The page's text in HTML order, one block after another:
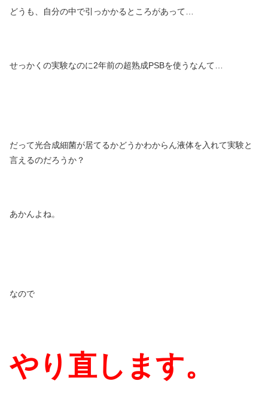
どうも、自分の中で引っかかるところがあって…
せっかくの実験なのに2年前の超熟成PSBを使うなんて…
だって光合成細菌が居てるかどうかわからん液体を入れて実験と
言えるのだろうか？
あかんよね。
なので
やり直します。